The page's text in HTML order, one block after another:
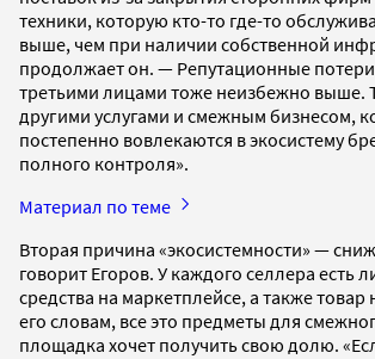
техники, которую кто-то где-то
выше, чем при наличии собственной
продолжает он. — Репутационные
третьими лицами тоже неизбежно выше.
другими услугами и смежным бизнесом,
постепенно вовлекаются в экосистему
полного контроля».
Материал по теме
Вторая причина «экосистемности» —
говорит Егоров. У каждого селлера есть
средства на маркетплейсе, а также товар
его словам, все это предметы для
площадка хочет получить свою долю.